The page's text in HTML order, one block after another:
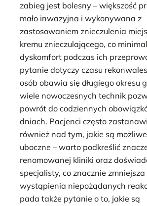
zabieg jest bolesny – większość
mało inwazyjna i wykonywana z
zastosowaniem znieczulenia
kremu znieczulającego, co
dyskomfort podczas ich
pytanie dotyczy czasu
osób obawia się długiego okresu
wiele nowoczesnych technik
powrót do codziennych
dniach. Pacjenci często
również nad tym, jakie są
uboczne – warto podkreślić
renomowanej kliniki oraz
specjalisty, co znacznie
wystąpienia niepożądanych
pada także pytanie o to, jakie są